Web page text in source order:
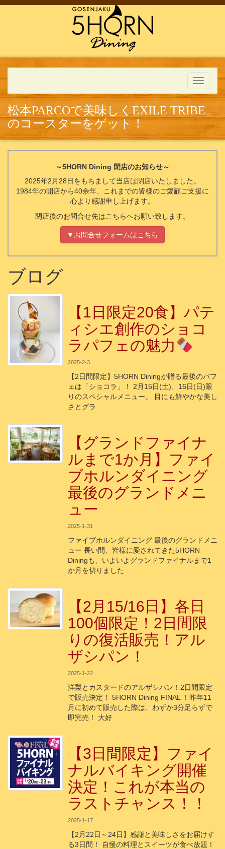
Toggle
松本PARCOで美味しくEXILE TRIBE
のコースターをゲット！
～5HORN Dining 閉店のお知らせ～
2025年2月28日をもちまして当店は閉店いたしました。
1984年の開店から40余年、これまでの皆様のご愛顧ご支援に
心より感謝申し上げます。
閉店後のお問合せ先はこちらへお願い致します。
▼お問合せフォームはこちら
ブログ
【1日限定20食】パテ
ィシエ創作のショコ
ラパフェの魅力
2025-2-3
【2日間限定】5HORN Diningが贈る最後のパフ
ェは「ショコラ」！ 2月15日(土)、16日(日)限
りのスペシャルメニュー。 目にも鮮やかな美し
さとグラ
【グランドファイナ
ルまで1か月】ファイ
ブホルンダイニング
最後のグランドメニ
ュー
2025-1-31
ファイブホルンダイニング 最後のグランドメニ
ュー 長い間、皆様に愛されてきた5HORN
Diningも、いよいよグランドファイナルまで1
か月を切りました
【2月15/16日】各日
100個限定！2日間限
りの復活販売！アル
ザシパン！
2025-1-22
洋梨とカスタードのアルザシパン！2日間限定
で販売決定！ 5HORN Dining FINAL ！昨年11
月に初めて販売した際は、わずか3分足らずで
即完売！ 大好
【3日間限定】ファイ
ナルバイキング開催
決定！これが本当の
ラストチャンス！！
2025-1-17
【2月22日～24日】感謝と美味しさをお届けす
る3日間！ 自慢の料理とスイーツが食べ放題！